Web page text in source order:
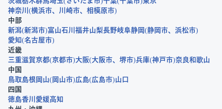
神奈川
横浜市 川崎市
相模原市
中部
新潟 新潟市 富山石川 福井山梨長野岐阜静岡 静岡市
浜松市
愛知 名古屋市
近畿
三重滋賀京都 京都市 大阪 大阪市 堺市 兵庫 神戸市 奈良和歌山
中国
鳥取島根 岡山 岡山市 広島 広島市 山口
四国
徳島香川 愛媛高知